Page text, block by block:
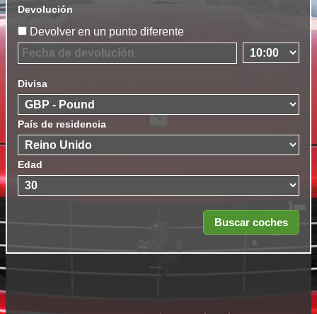
Devolución
Devolver en un punto diferente
Divisa
País de residencia
Edad